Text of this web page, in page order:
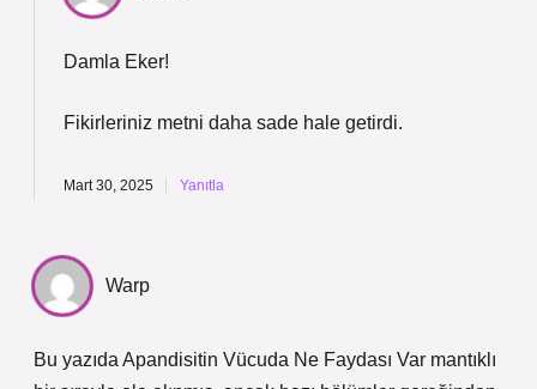
Damla Eker!
Fikirleriniz metni daha sade hale getirdi.
Mart 30, 2025 Yanıtla
Warp
Bu yazıda Apandisitin Vücuda Ne Faydası Var mantıklı